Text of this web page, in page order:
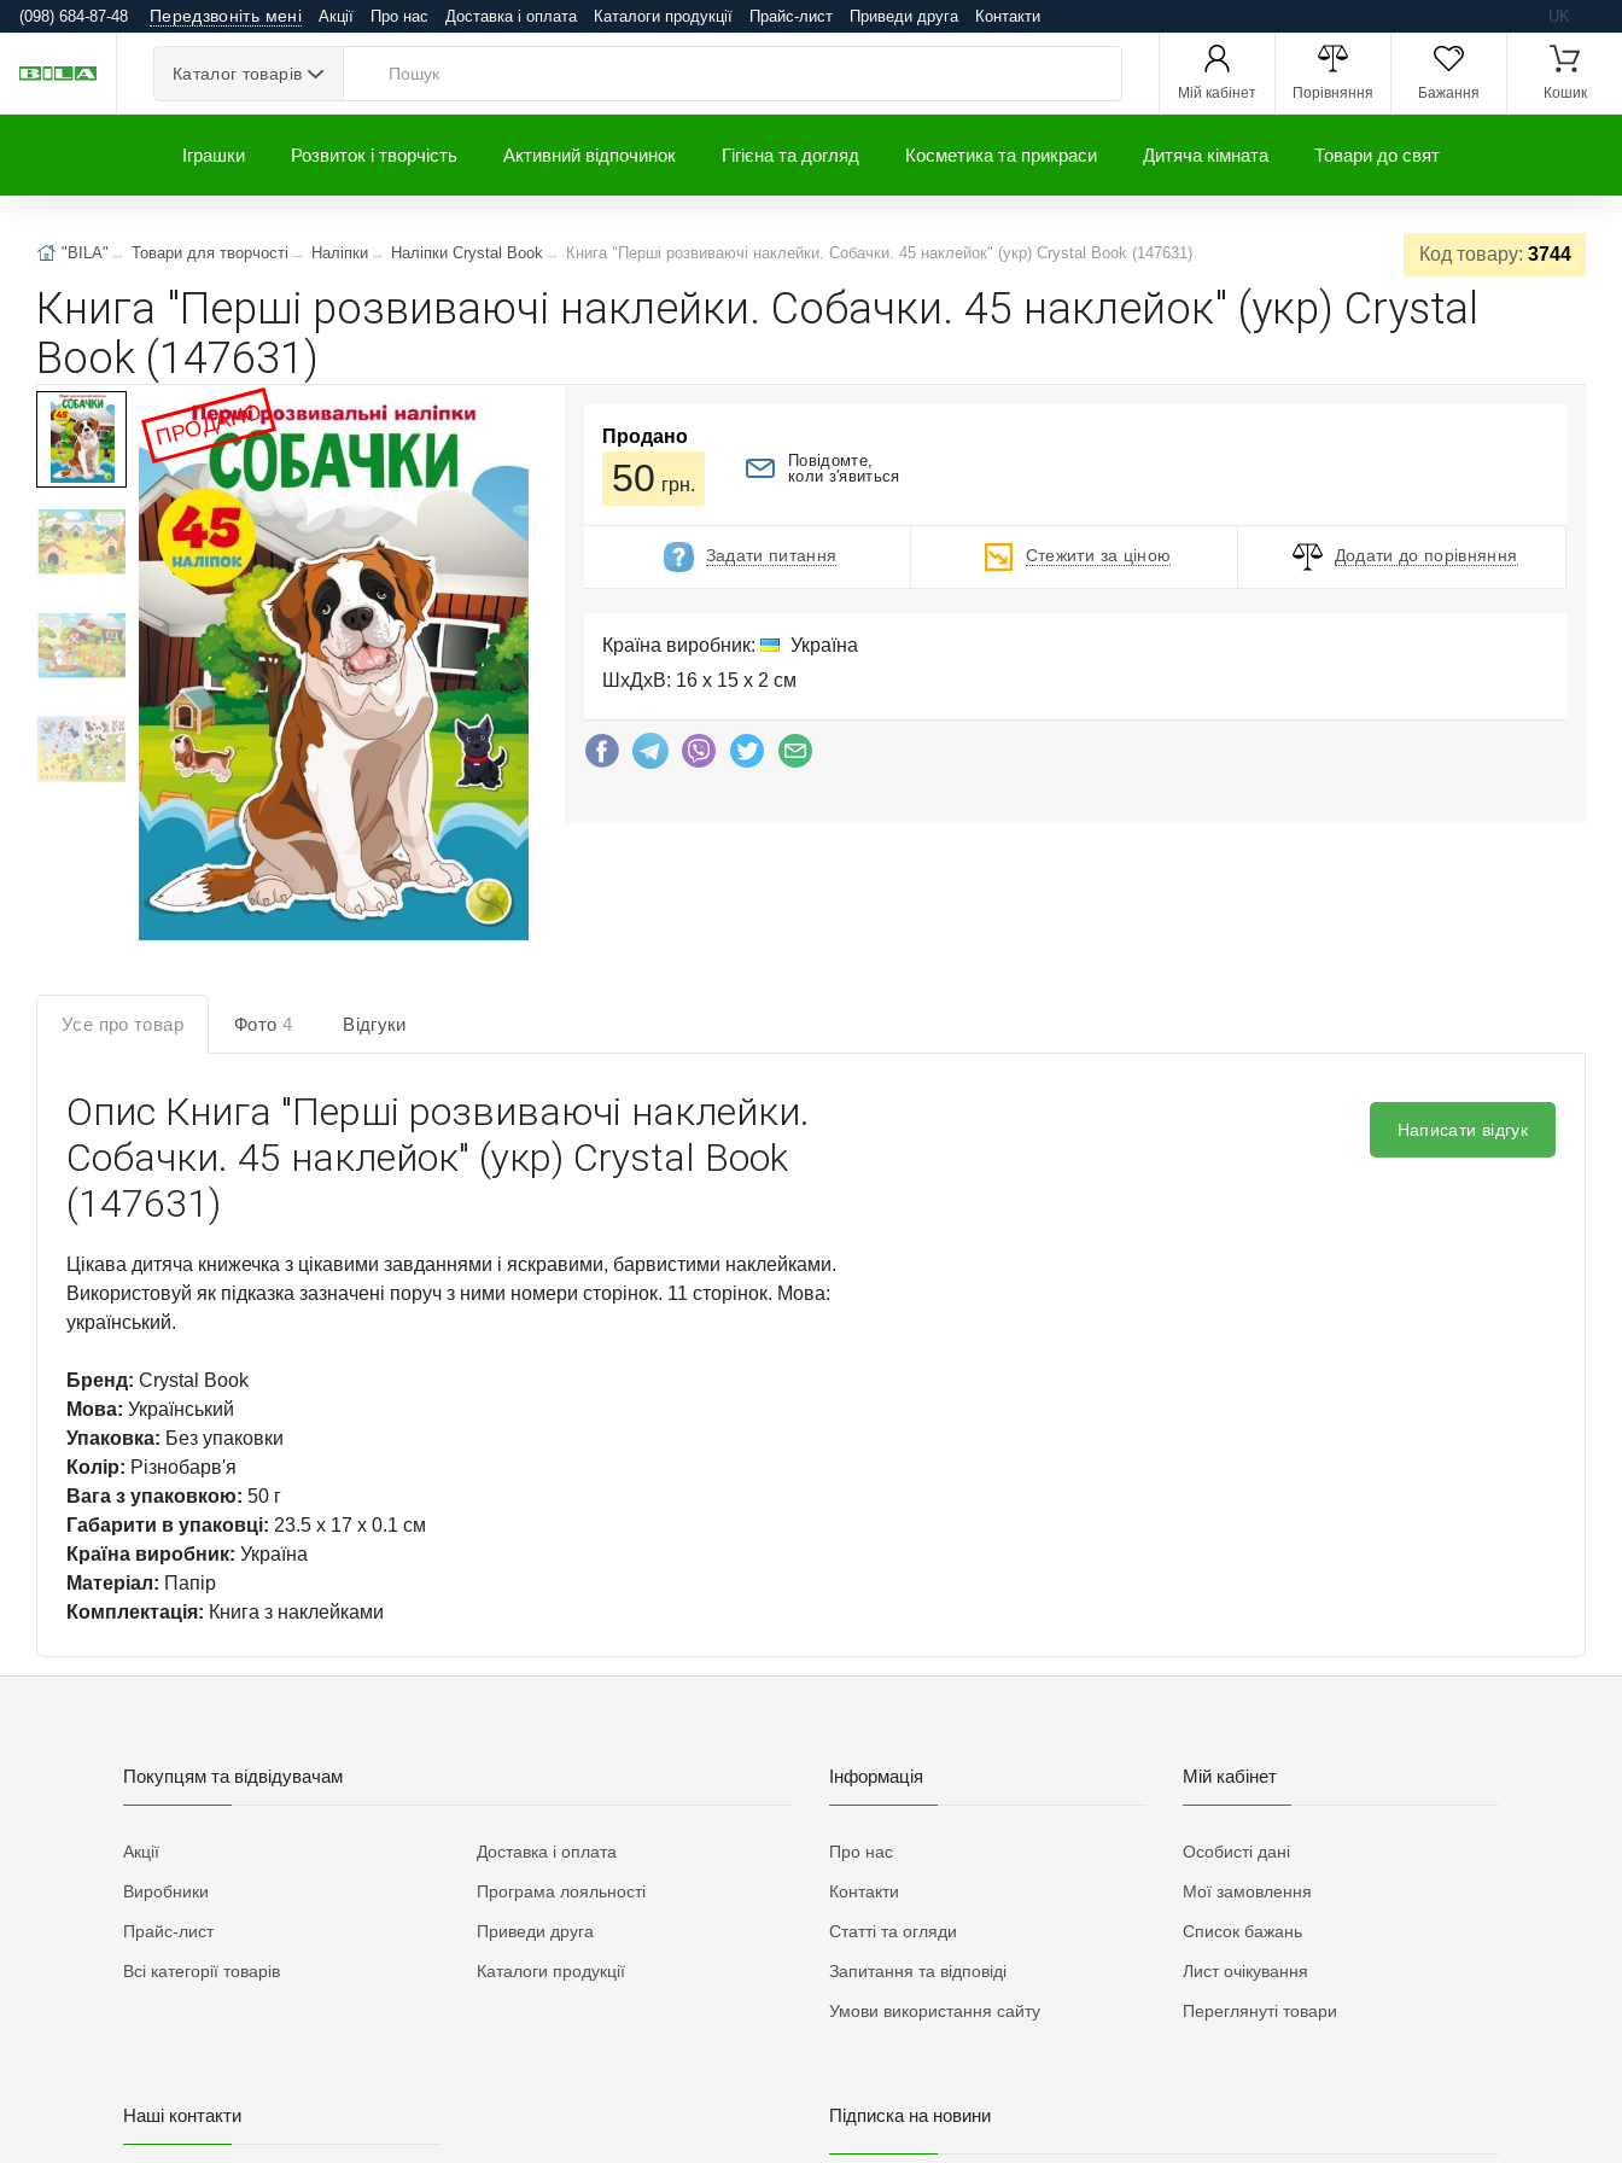
(098) 684-87-48 Передзвоніть мені Акції Про нас Доставка і оплата Каталоги продукції Прайс-лист Приведи друга Контакти UK
Каталог товарів
Мій кабінет Порівняння Бажання Кошик
Іграшки Розвиток і творчість Активний відпочинок Гігієна та догляд Косметика та прикраси Дитяча кімната Товари до свят
Код товару: 3744
"BILA" Товари для творчості Наліпки Наліпки Crystal Book Книга "Перші розвиваючі наклейки. Собачки. 45 наклейок" (укр) Crystal Book (147631)
Книга "Перші розвиваючі наклейки. Собачки. 45 наклейок" (укр) Crystal
Book (147631)
ПРОДАНО Продано
50 грн.
Повідомте,
коли з'явиться
Задати питання Стежити за ціною Додати до порівняння
Країна виробник:
Україна
ШхДхВ: 16 x 15 x 2 см
Усе про товар Фото 4 Відгуки
Опис Книга "Перші розвиваючі наклейки.
Собачки. 45 наклейок" (укр) Crystal Book
(147631)
Цікава дитяча книжечка з цікавими завданнями і яскравими, барвистими наклейками.
Використовуй як підказка зазначені поруч з ними номери сторінок. 11 сторінок. Мова:
український.
Бренд: Crystal Book
Мова: Український
Упаковка: Без упаковки
Колір: Різнобарв'я
Вага з упаковкою: 50 г
Габарити в упаковці: 23.5 x 17 x 0.1 см
Країна виробник: Україна
Матеріал: Папір
Комплектація: Книга з наклейками
Написати відгук
Покупцям та відвідувачам
Акції
Виробники
Прайс-лист
Всі категорії товарів
Доставка і оплата
Програма лояльності
Приведи друга
Каталоги продукції
Інформація
Про нас
Контакти
Статті та огляди
Запитання та відповіді
Умови використання сайту
Мій кабінет
Особисті дані
Мої замовлення
Список бажань
Лист очікування
Переглянуті товари
Наші контакти Підписка на новини